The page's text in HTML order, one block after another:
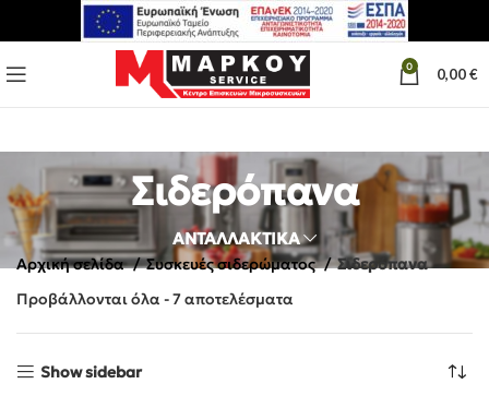
0 0,00€
Σιδερόπανα
ΑΝΤΑΛΛΑΚΤΙΚΑ
Αρχική σελίδα Συσκευές σιδερώματος
Σιδερόπανα
Προβάλλονται όλα - 7 αποτελέσματα
Show sidebar